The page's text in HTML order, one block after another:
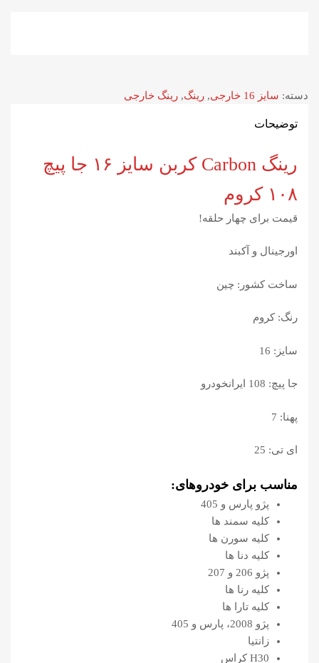
دسته: سایز 16 خارجی , رینگ, رینگ خارجی
توضیحات
رینگ Carbon کربن سایز ۱۶ جا پیچ
۱۰۸ کروم
قیمت برای چهار حلقه!
اورجینال و آکبند
ساخت کشور: چین
رنگ: کروم
سایز: 16
جا پیچ: 108 ایرانخودرو
پهنا: 7
ای تی: 25
مناسب برای خودروهای:
پژو پارس و 405
کلیه سمند ها
کلیه سورن ها
کلیه دنا ها
پژو 206 و 207
کلیه رنا ها
کلیه تارا ها
پژو 2008، پارس و 405
زانتیا
H30 کراس